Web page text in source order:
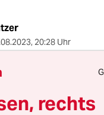
, 20:28 Uhr
nervt noch
Infos
rechts